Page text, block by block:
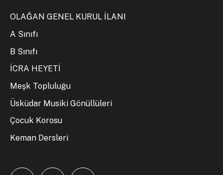
OLAĞAN GENEL KURUL İLANI
A Sınıfı
B Sınıfı
İCRA HEYETİ
Meşk Topluluğu
Üsküdar Musiki Gönüllüleri
Çocuk Korosu
Keman Dersleri